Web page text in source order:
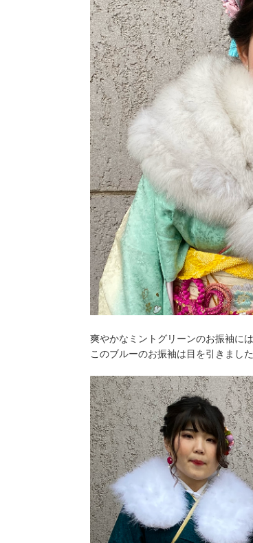
爽やかなミントグリーンのお振袖に
このブルーのお振袖は目を引きまし